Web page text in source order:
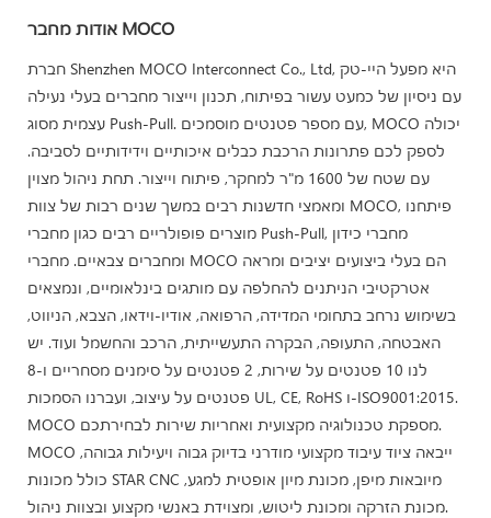
אודות מחבר MOCO
חברת Shenzhen MOCO Interconnect Co., Ltd, היא מפעל היי-טק
עם ניסיון של כמעט עשור בפיתוח, תכנון וייצור מחברים בעלי נעילה
עצמית מסוג Push-Pull. עם מספר פטנטים מוסמכים, MOCO יכולה
לספק לכם פתרונות הרכבת כבלים איכותיים וידידותיים לסביבה.
עם שטח של 1600 מ"ר למחקר, פיתוח וייצור. תחת ניהול מצוין
ומאמצי חדשנות רבים במשך שנים רבות של צוות MOCO, פיתחנו
מוצרים פופולריים רבים כגון מחברי Push-Pull, מחברי כידון
ומחברים צבאיים. מחברי MOCO הם בעלי ביצועים יציבים ומראה
אטרקטיבי הניתנים להחלפה עם מותגים בינלאומיים, ונמצאים
בשימוש נרחב בתחומי המדידה, הרפואה, אודיו-וידאו, הצבא, הניווט,
האבטחה, התעופה, הבקרה התעשייתית, הרכב והחשמל ועוד. יש
לנו 10 פטנטים על שירות, 2 פטנטים על סימנים מסחריים ו-8
פטנטים על עיצוב, ועברנו הסמכות UL, CE, RoHS ו-ISO9001:2015.
MOCO מספקת טכנולוגיה מקצועית ואחריות שירות לבחירתכם.
MOCO ייבאה ציוד עיבוד מקצועי מודרני בדיוק גבוה ויעילות גבוהה,
כולל מכונות STAR CNC מיובאות מיפן, מכונת מיון אופטית למגע,
מכונת הזרקה ומכונת ליטוש, ומצוידת באנשי מקצוע ובצוות ניהול.